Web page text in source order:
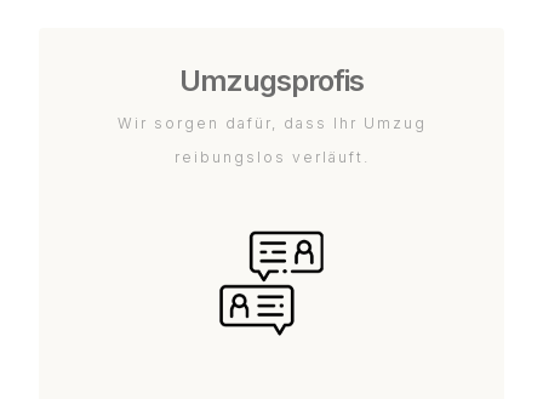
Umzugsprofis
Wir sorgen dafür, dass Ihr Umzug
reibungslos verläuft.